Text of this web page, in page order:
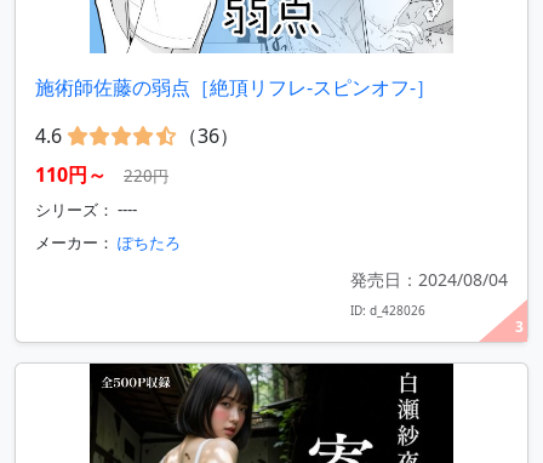
3
施術師佐藤の弱点［絶頂リフレ-スピンオフ-］
4.6
（36）
110円～
220円
シリーズ： ----
メーカー： ぽちたろ
発売日：2024/08/04
ID: d_428026